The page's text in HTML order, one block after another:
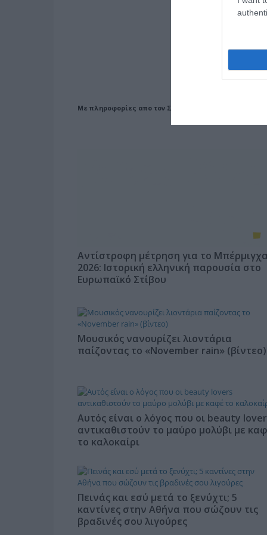
Με πληροφορίες απο τον ΣΕΓΑΣ
Αντίστροφη μέτρηση για το
2026: Ιστορική ελληνική παρουσία στο
Ευρωπαϊκό Στίβου
Μουσικός νανουρίζει λιοντάρια
παίζοντας το «November rain» (βίντεο)
Αυτός είναι ο λόγος που οι beauty
αντικαθιστούν το μαύρο μολύβι με
το καλοκαίρι
Πεινάς και εσύ μετά το ξενύχτι; 5
καντίνες στην Αθήνα που σώζουν τις
βραδινές σου λιγούρες